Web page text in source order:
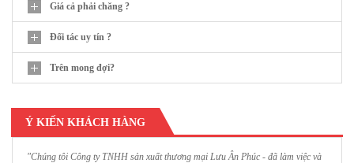
Giá cả phải chăng ?
Đối tác uy tín ?
Trên mong đợi?
Ý KIẾN KHÁCH HÀNG
"Chúng tôi Công ty TNHH sản xuất thương mại Lưu Ân Phúc - đã làm việc và